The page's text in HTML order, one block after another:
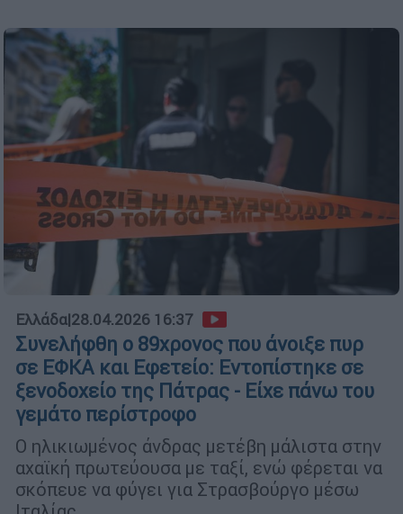
Ελλάδα|28.04.2026 16:37
Συνελήφθη ο 89χρονος που άνοιξε πυρ
σε ΕΦΚΑ και Εφετείο: Εντοπίστηκε σε
ξενοδοχείο της Πάτρας - Είχε πάνω του
γεμάτο περίστροφο
Ο ηλικιωμένος άνδρας μετέβη μάλιστα στην
αχαϊκή πρωτεύουσα με ταξί, ενώ φέρεται να
σκόπευε να φύγει για Στρασβούργο μέσω